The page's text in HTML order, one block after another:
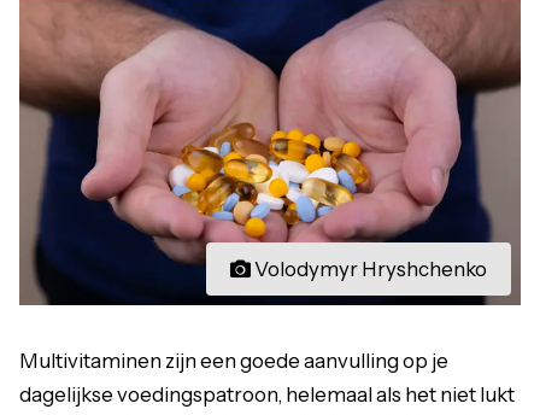
Volodymyr Hryshchenko
Multivitaminen zijn een goede aanvulling op je
dagelijkse voedingspatroon, helemaal als het niet lukt